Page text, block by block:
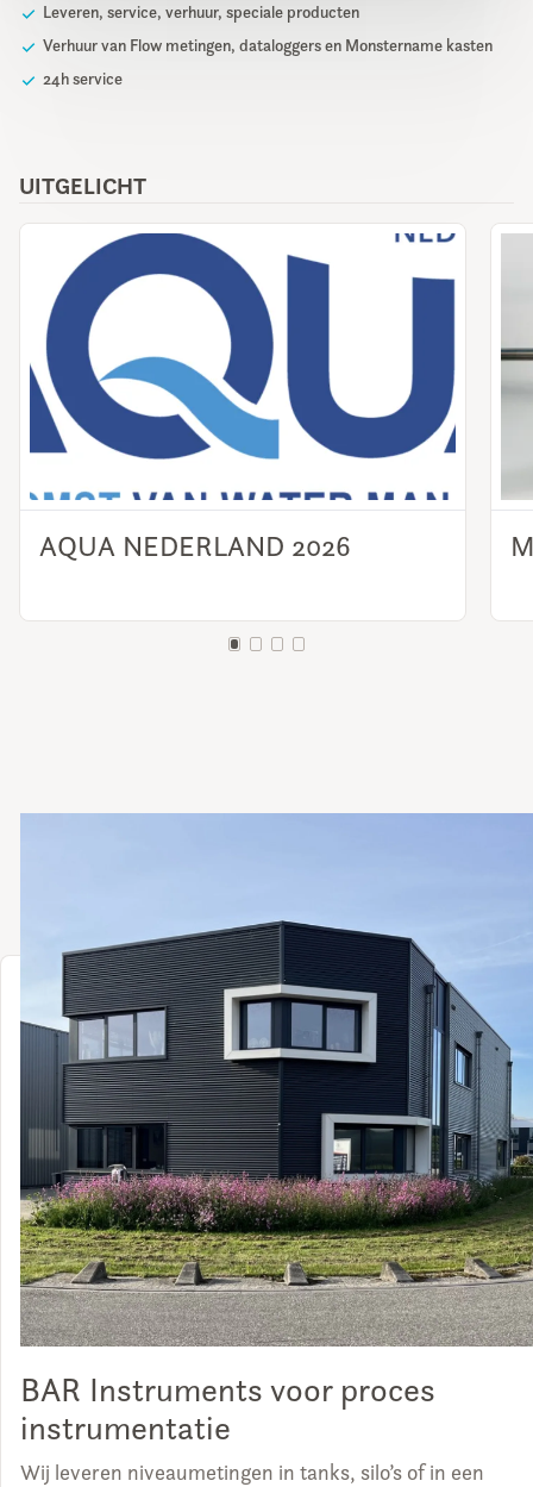
Leveren, service, verhuur, speciale producten
Verhuur van Flow metingen, dataloggers en Monstername kasten
24h service
UITGELICHT
AQUA NEDERLAND 2026
BAR Instruments voor proces
instrumentatie
Wij leveren niveaumetingen in tanks, silo’s of in een